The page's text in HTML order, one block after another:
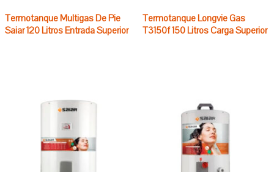
Termotanque Multigas De Pie
Saiar 120 Litros Entrada Superior
Termotanque Longvie Gas
T3150f 150 Litros Carga Superior